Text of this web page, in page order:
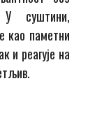
У суштини,
као паметни
и реагује на